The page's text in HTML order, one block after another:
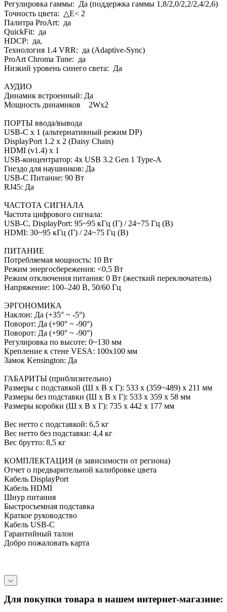
Регулировка гаммы: Да (поддержка гаммы 1,8/2,0/2,2/2,4/2,6)
Точность цвета: △E< 2
Палитра ProArt: да
QuickFit: да
HDCP: да,
Технология 1.4 VRR: да (Adaptive-Sync)
ProArt Chroma Tune: да
Низкий уровень синего света: Да
АУДИО
Динамик встроенный: Да
Мощность динамиков 2Wx2
ПОРТЫ ввода/вывода
USB-C x 1 (альтернативный режим DP)
DisplayPort 1.2 x 2 (Daisy Chain)
HDMI (v1.4) x 1
USB-концентратор: 4x USB 3.2 Gen 1 Type-A
Гнездо для наушников: Да
USB-C Питание: 90 Вт
RJ45: Да
ЧАСТОТА СИГНАЛА
Частота цифрового сигнала:
USB-C, DisplayPort: 95~95 кГц (Г) / 24~75 Гц (В)
HDMI: 30~95 кГц (Г) / 24~75 Гц (В)
ПИТАНИЕ
Потребляемая мощность: 10 Вт
Режим энергосбережения: <0,5 Вт
Режим отключения питания: 0 Вт (жесткий переключатель)
Напряжение: 100–240 В, 50/60 Гц
ЭРГОНОМИКА
Наклон: Да (+35° ~ -5°)
Поворот: Да (+90° ~ -90°)
Поворот: Да (+90° ~ -90°)
Регулировка по высоте: 0~130 мм
Крепление к стене VESA: 100x100 мм
Замок Kensington: Да
ГАБАРИТЫ (приблизительно)
Размеры с подставкой (Ш x В x Г): 533 x (359~489) x 211 мм
Размеры без подставки (Ш x В x Г): 533 x 359 x 58 мм
Размеры коробки (Ш x В x Г): 735 x 442 x 177 мм
Вес нетто с подставкой: 6,5 кг
Вес нетто без подставки: 4,4 кг
Вес брутто: 8,5 кг
КОМПЛЕКТАЦИЯ (в зависимости от региона)
Отчет о предварительной калибровке цвета
Кабель DisplayPort
Кабель HDMI
Шнур питания
Быстросъемная подставка
Краткое руководство
Кабель USB-C
Гарантийный талон
Добро пожаловать карта
Для покупки товара в нашем интернет-магазине: